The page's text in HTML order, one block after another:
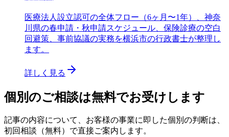
医療法人設立認可の全体フロー（6ヶ月〜1年）、神奈
川県の春申請・秋申請スケジュール、保険診療の空白
回避策、事前協議の実務を横浜市の行政書士が整理し
ます。
詳しく見る
個別のご相談は無料でお受けします
記事の内容について、お客様の事業に即した個別の判断は、
初回相談（無料）で直接ご案内します。